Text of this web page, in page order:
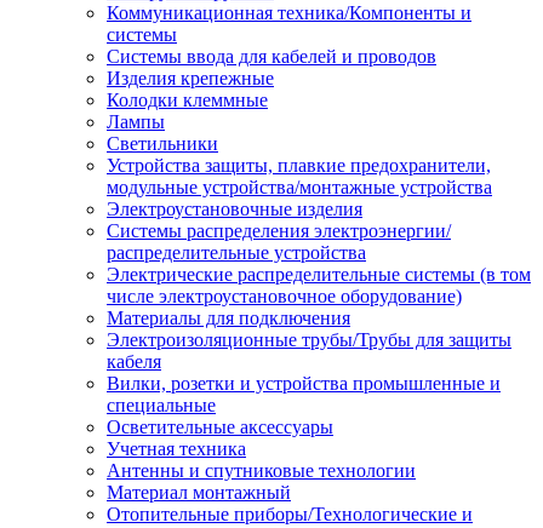
Коммуникационная техника/Компоненты и
системы
Системы ввода для кабелей и проводов
Изделия крепежные
Колодки клеммные
Лампы
Светильники
Устройства защиты, плавкие предохранители,
модульные устройства/монтажные устройства
Электроустановочные изделия
Системы распределения электроэнергии/
распределительные устройства
Электрические распределительные системы (в том
числе электроустановочное оборудование)
Материалы для подключения
Электроизоляционные трубы/Трубы для защиты
кабеля
Вилки, розетки и устройства промышленные и
специальные
Осветительные аксессуары
Учетная техника
Антенны и спутниковые технологии
Материал монтажный
Отопительные приборы/Технологические и